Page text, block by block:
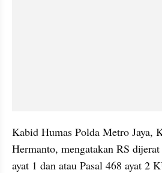
Kabid Humas Polda Metro Jaya,
Hermanto, mengatakan RS
ayat 1 dan atau Pasal 468 ayat 2